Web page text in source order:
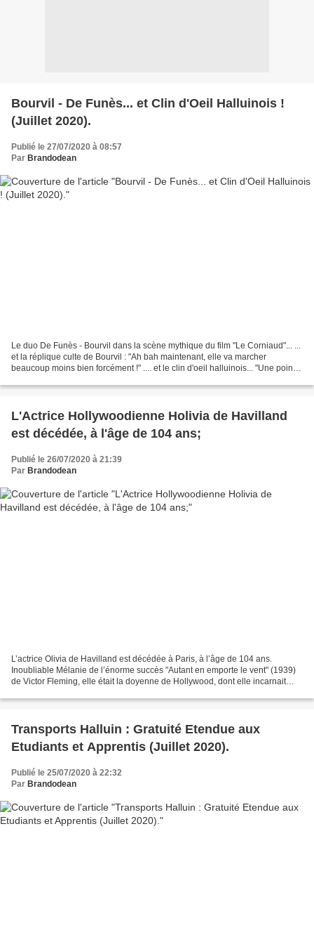
Bourvil - De Funès... et Clin d'Oeil Halluinois !
(Juillet 2020).
Publié le 27/07/2020 à 08:57
Par Brandodean
Le duo De Funès - Bourvil dans la scène mythique du film "Le Corniaud"... ...
et la réplique culte de Bourvil : "Ah bah maintenant, elle va marcher
beaucoup moins bien forcément !" .... et le clin d'oeil halluinois... "Une pointe
L'Actrice Hollywoodienne Holivia de Havilland
est décédée, à l'âge de 104 ans;
Publié le 26/07/2020 à 21:39
Par Brandodean
L’actrice Olivia de Havilland est décédée à Paris, à l’âge de 104 ans.
Inoubliable Mélanie de l’énorme succès "Autant en emporte le vent" (1939)
de Victor Fleming, elle était la doyenne de Hollywood, dont elle incarnait
Transports Halluin : Gratuité Etendue aux
Etudiants et Apprentis (Juillet 2020).
Publié le 25/07/2020 à 22:32
Par Brandodean